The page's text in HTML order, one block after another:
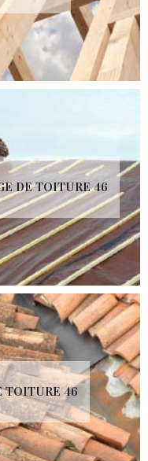
DE TOITURE 46
TOITURE 46